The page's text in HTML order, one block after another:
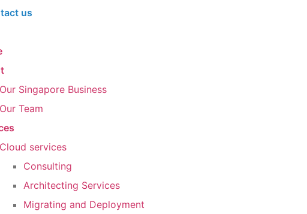
us
Our Singapore Business
Our Team
Cloud services
Consulting
Architecting Services
Migrating and Deployment